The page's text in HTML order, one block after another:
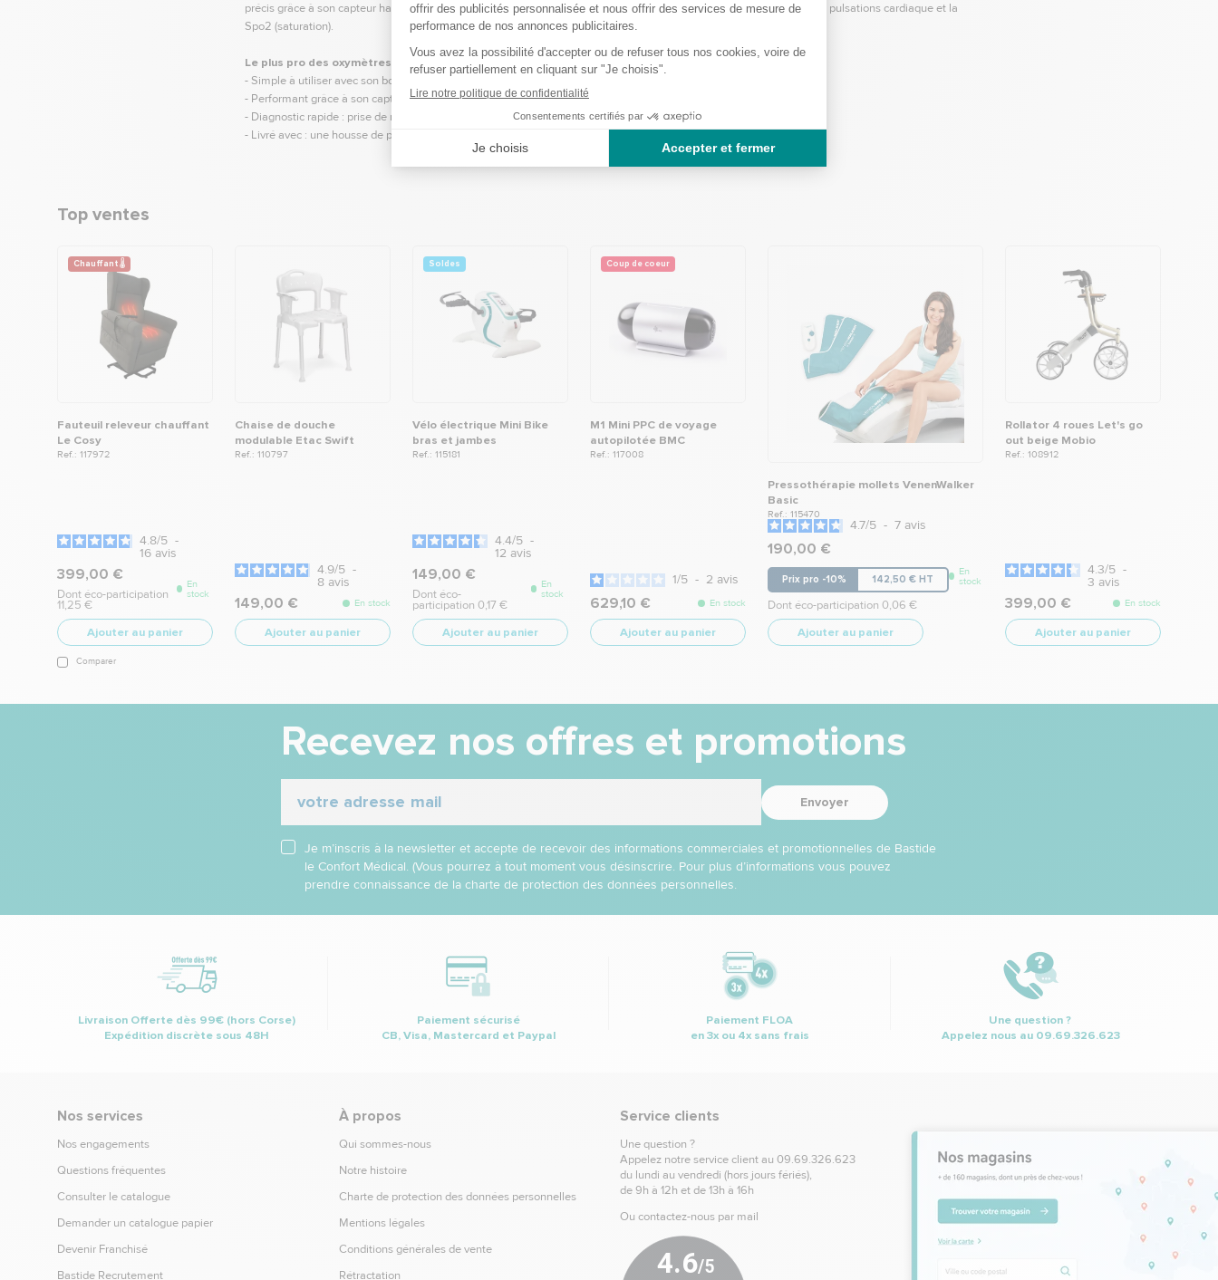
précis grâce à son capteur haute sensibilité. Il permet de mesurer la quantité d'oxygène dans le sang en affichant les pulsations cardiaque et la
Spo2 (saturation).
Le plus pro des oxymètres :
- Simple à utiliser avec son bouton unique
- Performant grâce à son capteur haute sensibilité
- Diagnostic rapide : prise de mesure en 10 secondes
- Livré avec : une housse de protection, 2 piles AAA LR03 et une dragonne
Top ventes
Chauffant 🌡
Fauteuil releveur chauffant
Le Cosy
Ref.: 117972
4.8/5 -
16 avis
En
stock
399,00 €
Dont éco-participation
11,25 €
Ajouter au panier
Comparer
Chaise de douche
modulable Etac Swift
Ref.: 110797
4.9/5 -
8 avis
En stock
149,00 €
Ajouter au panier
Soldes
Vélo électrique Mini Bike
bras et jambes
Ref.: 115181
4.4/5 -
12 avis
En
stock
149,00 €
Dont éco-
participation 0,17 €
Ajouter au panier
Coup de coeur
M1 Mini PPC de voyage
autopilotée BMC
Ref.: 117008
1/5 - 2 avis
En stock
629,10 €
Ajouter au panier
Pressothérapie mollets VenenWalker
Basic
Ref.: 115470
4.7/5 - 7 avis
En
stock
190,00 €
Prix pro -10% 142,50 € HT
Dont éco-participation 0,06 €
Ajouter au panier
Rollator 4 roues Let's go
out beige Mobio
Ref.: 108912
4.3/5 -
3 avis
En stock
399,00 €
Ajouter au panier
Recevez nos offres et promotions
Envoyer
Je m’inscris à la newsletter et accepte de recevoir des informations commerciales et promotionnelles de Bastide
le Confort Médical. (Vous pourrez à tout moment vous désinscrire. Pour plus d’informations vous pouvez
prendre connaissance de la charte de protection des données personnelles.
Livraison Offerte dès 99€ (hors Corse)
Expédition discrète sous 48H
Paiement sécurisé
CB, Visa, Mastercard et Paypal
Paiement FLOA
en 3x ou 4x sans frais
Une question ?
Appelez nous au 09.69.326.623
Nos services
Nos engagements
Questions fréquentes
Consulter le catalogue
Demander un catalogue papier
Devenir Franchisé
Bastide Recrutement
À propos
Qui sommes-nous
Notre histoire
Charte de protection des données personnelles
Mentions légales
Conditions générales de vente
Rétractation
Service clients
Une question ?
Appelez notre service client au 09.69.326.623
du lundi au vendredi (hors jours fériés),
de 9h à 12h et de 13h à 16h
Ou contactez-nous par mail